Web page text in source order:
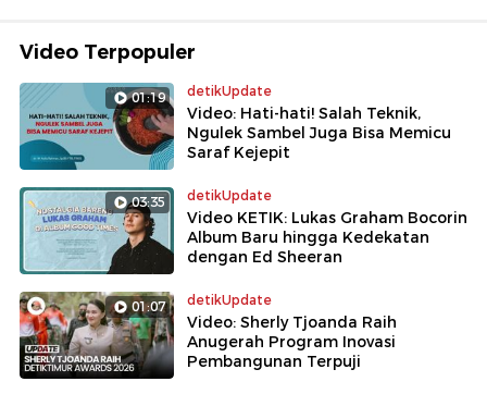
Video Terpopuler
01:19 detikUpdate
Video: Hati-hati! Salah Teknik,
Ngulek Sambel Juga Bisa Memicu
Saraf Kejepit
03:35 detikUpdate
Video KETIK: Lukas Graham Bocorin
Album Baru hingga Kedekatan
dengan Ed Sheeran
01:07 detikUpdate
Video: Sherly Tjoanda Raih
Anugerah Program Inovasi
Pembangunan Terpuji